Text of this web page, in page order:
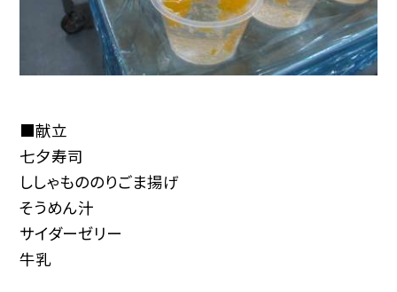
■献立
七夕寿司
ししゃもののりごま揚げ
そうめん汁
サイダーゼリー
牛乳